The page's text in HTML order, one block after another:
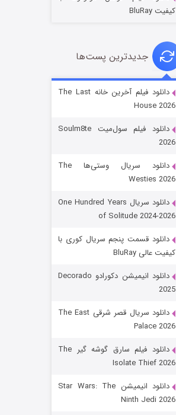
قسمت
باب اسفنجی فصل ۱۷
قسمت
کیفیت BluRay
جدیدترین پست‌ها
دانلود فیلم آخرین خانه The Last
House 2026
دانلود فیلم سول‌میت Soulm8te
2026
دانلود سریال وستی‌ها The
Westies 2026
دانلود سریال One Hundred Years
of Solitude 2024-2026
دانلود قسمت پنجم سریال کوری با
کیفیت عالی BluRay
دانلود انیمیشن دکورادو Decorado
2025
دانلود سریال قصر شرقی The East
Palace 2026
دانلود فیلم سارق گوشه گیر The
Isolate Thief 2026
دانلود انیمیشن Star Wars: The
Ninth Jedi 2026